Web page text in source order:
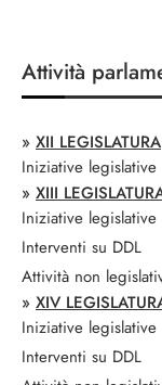
Attività
» XII LEGISLATURA
Iniziative legislative
» XIII
Iniziative legislative
Interventi su DDL
Attività non
» XIV
Iniziative legislative
Interventi su DDL